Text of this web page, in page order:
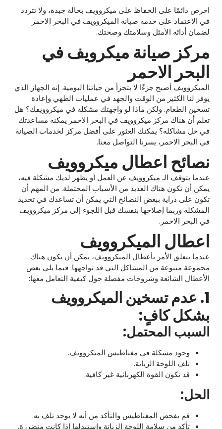
احرص دائمًا على الحفاظ على ميكروويف بحالة جيدة، ولا تتردد
في الاعتماد على خدمة صيانة الميكروويف في البحر الاحمر
لضمان أدائه الأمثل وسلامتك وصحتك.
مركز صيانة ميكرويف في
البحر الاحمر
الميكروويف أصبح جزءًا لا يتجزأ من حياتنا اليومية. إنه الجهاز الذي
يوفر لنا الكثير من الوقت والجهد في عمليات الطهي وإعادة
تسخين الطعام. ولكن ماذا لو واجهتك مشكلة في ميكروويفك؟ هل
تعلم أن هناك مركز ميكروويف في البحر الاحمر يمكنه مساعدتك
في حل مشاكله؟ يمكنك العثور على أفضل مركز لخدمات الصيانة
في البحر الاحمر، يسرنا التواصل معنا.
نصائح اعطال ميكروويف
عندما يتوقف الـ ميكروويف عن العمل أو يظهر لديك مشكلة فيه،
يمكن أن تكون هناك العديد من الأسباب المحتملة. من المهم أن
تكون على دراية ببعض النصائح التي يمكن أن تساعدك في تحديد
المشكلة وربما إصلاحها بنفسك قبل اللجوء إلى مركز ميكروويف
في البحر الاحمر.
اعطال الميكروويف
عندما يتعلق الأمر بأعطال الميكروويف، يمكن أن تكون هناك
مجموعة متنوعة من المشاكل التي قد تواجهها. فيما يلي بعض
الأعطال الشائعة وشروحات مفصلة حول كيفية التعامل معها:
1. عدم تسخين الميكروويف
بشكل كافٍ:
السبب المحتمل:
وجود مشكلة في مغناطيس الميكروويف.
تلف اللوحة الزياتة.
قد تكون القوة الكهربائية غير كافية.
الحل:
قم بفحص المغناطيس والتأكد من أنه لا يوجد تلف به.
تأكد من سلامة اللوحة الزياتة واستبدلها إذا كانت متضررة.